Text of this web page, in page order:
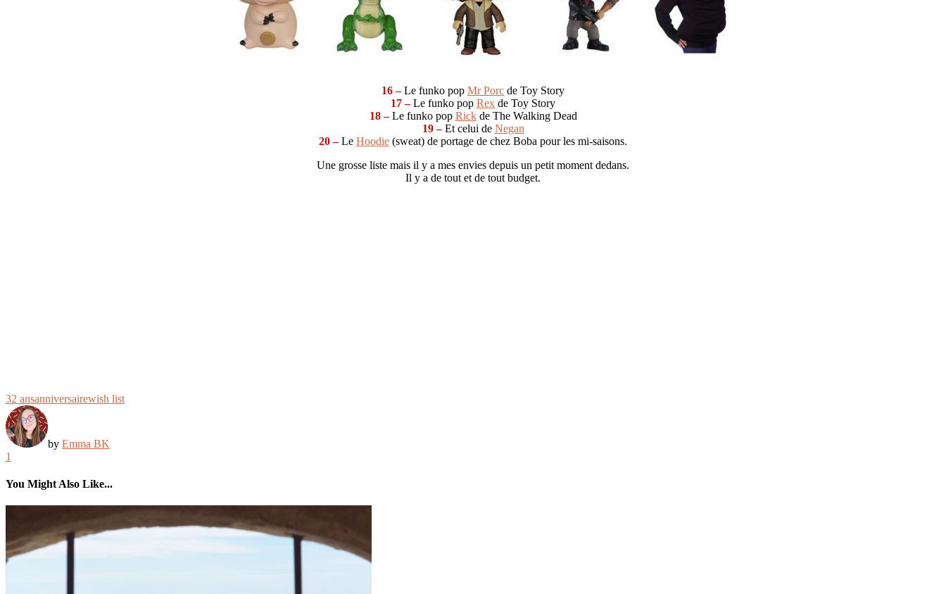
16 –Le funko pop Mr Porc de Toy Story
17 –Le funko pop Rex de Toy Story
18 –Le funko pop Rickde The Walking Dead
19 –Et celui de Negan
20 – Le Hoodie (sweat) de portage de chez Boba pour les mi-saisons.
Une grosse liste mais il y a mes envies depuis un petit moment dedans.
Il y a de tout et de tout budget.
32 ansanniversairewish list
by Emma BK
1
You Might Also Like...